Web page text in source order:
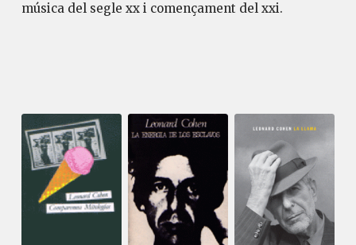
música del segle xx i començament del xxi.